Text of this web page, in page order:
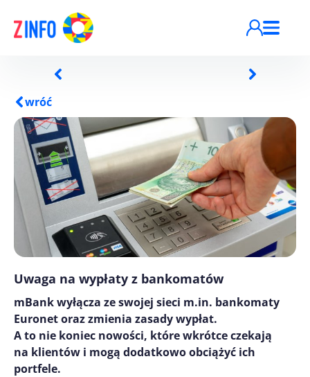
wróć
Uwaga na wypłaty z bankomatów
mBank wyłącza ze swojej sieci m.in. bankomaty
Euronet oraz zmienia zasady wypłat.
A to nie koniec nowości, które wkrótce czekają
na klientów i mogą dodatkowo obciążyć ich
portfele.